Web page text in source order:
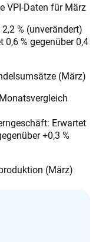
VPI-Daten für März
% (unverändert)
% gegenüber 0,4
(März)
Erwartet
+0,3 %
(März)